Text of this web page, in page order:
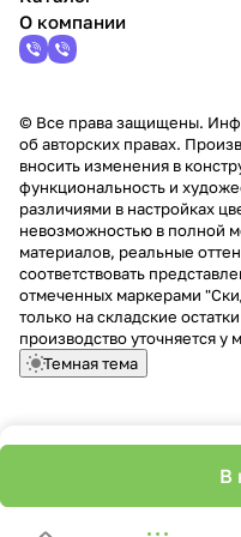
В
О компании
© Все права защищены.
об авторских правах.
вносить изменения в
функциональность и
различиями в настройках
невозможностью в полной
материалов, реальные
соответствовать
отмеченных маркерами
только на складские
производство уточняется
Темная тема